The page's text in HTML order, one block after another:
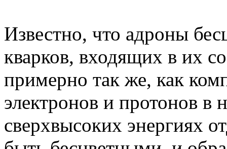
Известно, что адроны
кварков, входящих в их
примерно так же, как
электронов и протонов в
сверхвысоких энергиях